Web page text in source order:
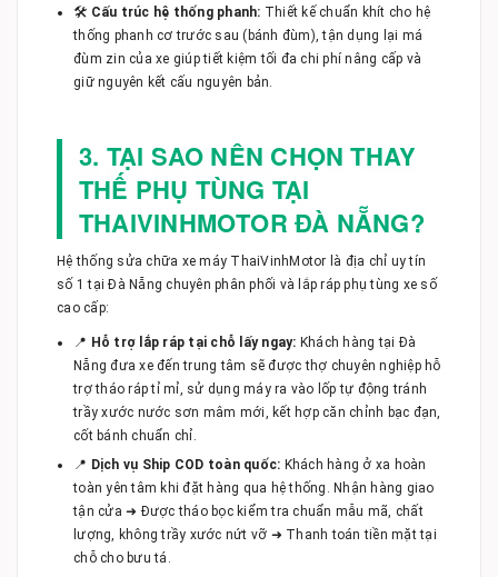
🛠️ Cấu trúc hệ thống phanh: Thiết kế chuẩn khít cho hệ
thống phanh cơ trước sau (bánh đùm), tận dụng lại má
đùm zin của xe giúp tiết kiệm tối đa chi phí nâng cấp và
giữ nguyên kết cấu nguyên bản.
3. TẠI SAO NÊN CHỌN THAY
THẾ PHỤ TÙNG TẠI
THAIVINHMOTOR ĐÀ NẴNG?
Hệ thống sửa chữa xe máy ThaiVinhMotor là địa chỉ uy tín
số 1 tại Đà Nẵng chuyên phân phối và lắp ráp phụ tùng xe số
cao cấp:
📍 Hỗ trợ lắp ráp tại chỗ lấy ngay: Khách hàng tại Đà
Nẵng đưa xe đến trung tâm sẽ được thợ chuyên nghiệp hỗ
trợ tháo ráp tỉ mỉ, sử dụng máy ra vào lốp tự động tránh
trầy xước nước sơn mâm mới, kết hợp căn chỉnh bạc đạn,
cốt bánh chuẩn chỉ.
📍 Dịch vụ Ship COD toàn quốc: Khách hàng ở xa hoàn
toàn yên tâm khi đặt hàng qua hệ thống. Nhận hàng giao
tận cửa ➜ Được tháo bọc kiểm tra chuẩn mẫu mã, chất
lượng, không trầy xước nứt vỡ ➜ Thanh toán tiền mặt tại
chỗ cho bưu tá.